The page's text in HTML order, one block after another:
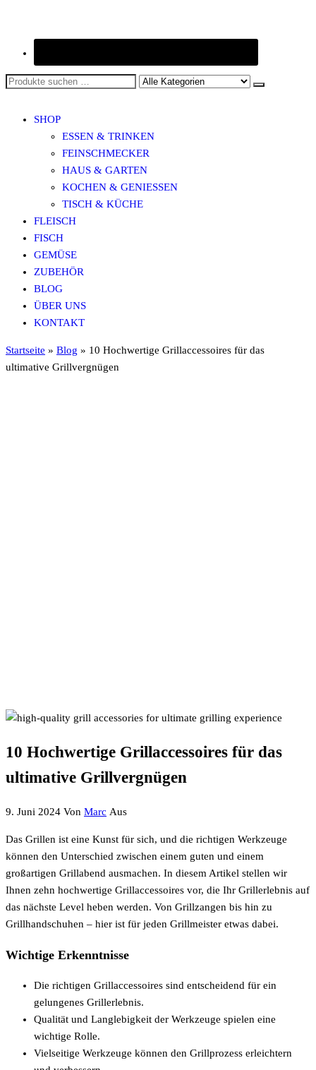
SHOP
ESSEN & TRINKEN
FEINSCHMECKER
HAUS & GARTEN
KOCHEN & GENIESSEN
TISCH & KÜCHE
FLEISCH
FISCH
GEMÜSE
ZUBEHÖR
BLOG
ÜBER UNS
KONTAKT
Startseite » Blog » 10 Hochwertige Grillaccessoires für das
ultimative Grillvergnügen
10 Hochwertige Grillaccessoires für das
ultimative Grillvergnügen
9. Juni 2024 Von Marc Aus
Das Grillen ist eine Kunst für sich, und die richtigen Werkzeuge
können den Unterschied zwischen einem guten und einem
großartigen Grillabend ausmachen. In diesem Artikel stellen wir
Ihnen zehn hochwertige Grillaccessoires vor, die Ihr Grillerlebnis auf
das nächste Level heben werden. Von Grillzangen bis hin zu
Grillhandschuhen – hier ist für jeden Grillmeister etwas dabei.
Wichtige Erkenntnisse
Die richtigen Grillaccessoires sind entscheidend für ein
gelungenes Grillerlebnis.
Qualität und Langlebigkeit der Werkzeuge spielen eine
wichtige Rolle.
Vielseitige Werkzeuge können den Grillprozess erleichtern